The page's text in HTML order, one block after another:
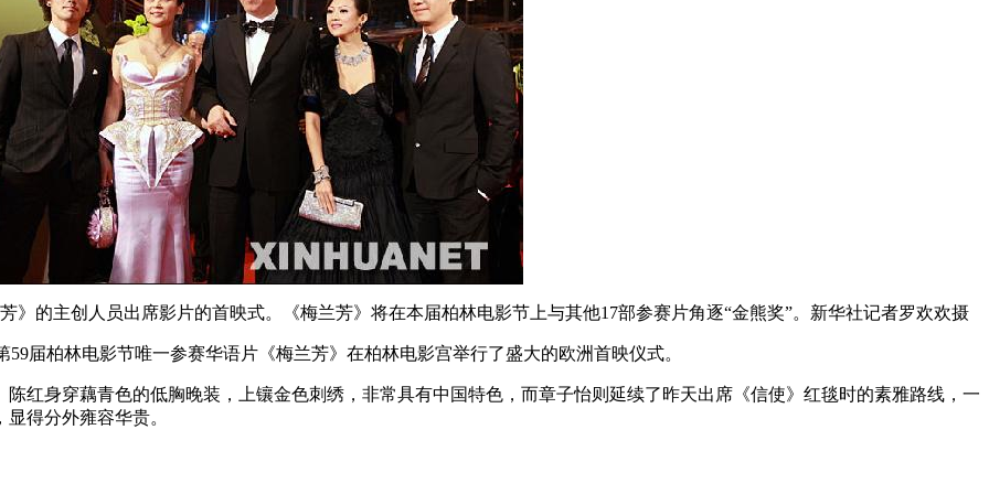
》的主创人员出席影片的首映式。《梅兰芳》将在本届柏林电影节上与其他17部参赛片角逐“金熊奖”。新华社记者罗欢欢摄
届柏林电影节唯一参赛华语片《梅兰芳》在柏林电影宫举行了盛大的欧洲首映仪式。
红身穿藕青色的低胸晚装，上镶金色刺绣，非常具有中国特色，而章子怡则延续了昨天出席《信使》红毯时的素雅路线，一
得分外雍容华贵。